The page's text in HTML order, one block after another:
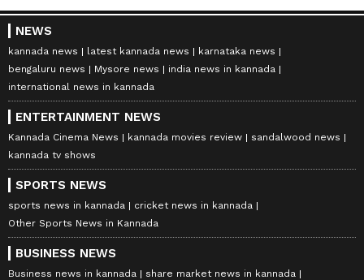
NEWS
kannada news latest kannada news
karnataka news
bengaluru news
Mysore news
india news in kannada
international news in kannada
ENTERTAINMENT NEWS
Kannada Cinema News kannada movies review
sandalwood news
kannada tv shows
SPORTS NEWS
sports news in kannada
cricket news in kannada
Other Sports News in Kannada
BUSINESS NEWS
Business news in kannada
share market news in kannada